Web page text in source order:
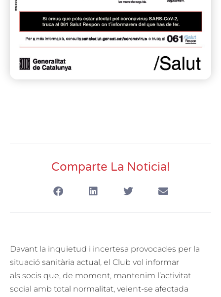
Comparte La Noticia!
Davant la inquietud i incertesa provocades per la
situació sanitària actual, el Club vol informar
als socis que, de moment, mantenim l’activitat
social amb total normalitat, veient-se afectada